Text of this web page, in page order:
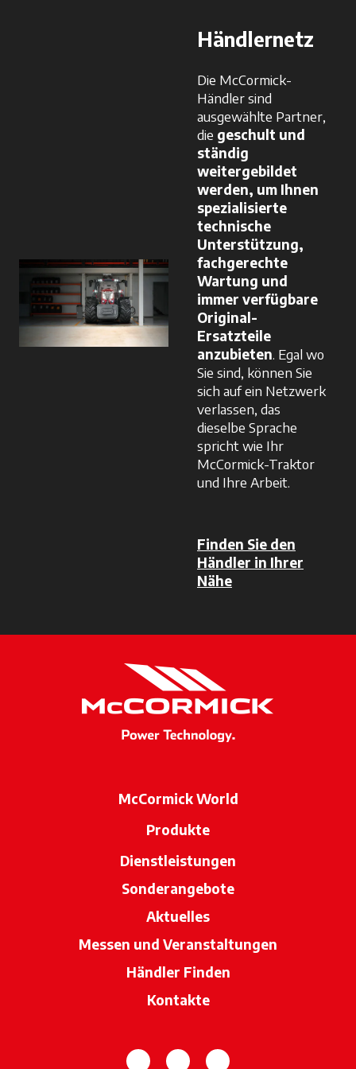
Händlernetz
Die McCormick-
Händler sind
ausgewählte Partner,
die geschult und
ständig
weitergebildet
werden, um Ihnen
spezialisierte
technische
Unterstützung,
fachgerechte
Wartung und
immer verfügbare
Original-
Ersatzteile
anzubieten. Egal wo
Sie sind, können Sie
sich auf ein Netzwerk
verlassen, das
dieselbe Sprache
spricht wie Ihr
McCormick-Traktor
und Ihre Arbeit.
Finden Sie den
Händler in Ihrer
Nähe
McCormick World
Produkte
Dienstleistungen
Sonderangebote
Aktuelles
Messen und Veranstaltungen
Händler Finden
Kontakte
wird in einer neuen
wird in einer neuen
wird in einer